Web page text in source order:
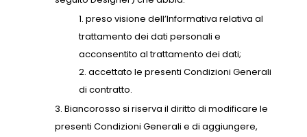
preso visione dell’Informativa relativa al
trattamento dei dati personali e
acconsentito al trattamento dei dati;
accettato le presenti Condizioni Generali
di contratto.
Biancorosso si riserva il diritto di modificare le
presenti Condizioni Generali e di aggiungere,